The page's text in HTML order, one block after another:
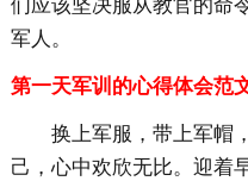
们应该坚决服从教官的命
军人。
第一天军训的心得体会范
换上军服，带上军帽
己，心中欢欣无比。迎着